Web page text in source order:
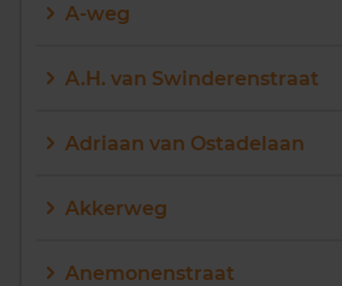
A-weg
A.H. van Swinderenstraat
Adriaan van Ostadelaan
Akkerweg
Anemonenstraat